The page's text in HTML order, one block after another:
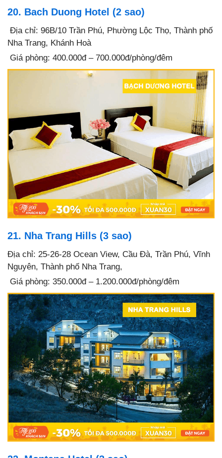
20. Bach Duong Hotel (2 sao)
Địa chỉ: 96B/10 Trần Phú, Phường Lộc Thọ, Thành phố
Nha Trang, Khánh Hoà
Giá phòng: 400.000đ – 700.000đ/phòng/đêm
21. Nha Trang Hills (3 sao)
Địa chỉ: 25-26-28 Ocean View, Cầu Đà, Trần Phú, Vĩnh
Nguyên, Thành phố Nha Trang,
Giá phòng: 350.000đ – 1.200.000đ/phòng/đêm